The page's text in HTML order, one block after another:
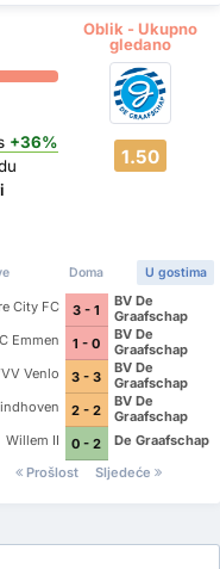
Oblik - Ukupno
gledano
+36%
1.50
Doma U gostima
City FC 3 - 1
BV De
Graafschap
Emmen
1 - 0
BV De
Graafschap
Venlo
3 - 3
BV De
Graafschap
2 - 2
BV De
Graafschap
Willem II
0 - 2
De Graafschap
Prošlost
Sljedeće